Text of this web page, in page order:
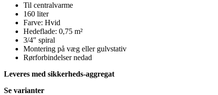
Til centralvarme
160 liter
Farve: Hvid
Hedeflade: 0,75 m²
3/4″ spiral
Montering på væg eller gulvstativ
Rørforbindelser nedad
Leveres med sikkerheds-aggregat
Se varianter